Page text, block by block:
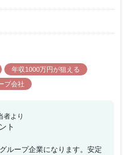
年収1000万円が狙える
プ会社
者より
ト
ループ企業になります。安定